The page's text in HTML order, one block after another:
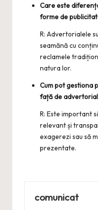
Care este
forme de
R: Advertorialele
seamănă cu
reclamele
natura lor.
Cum pot gestiona
față de
R: Este important
relevant și
exagerezi sau să
prezentate.
comunicat